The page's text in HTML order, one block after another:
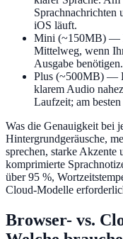
Sprachnachrichten
iOS läuft.
Mini (~150MB) —
Mittelweg, wenn
Ausgabe benötigen.
Plus (~500MB) —
klarem Audio
Laufzeit; am
Was die Genauigkeit bei
Hintergrundgeräusche,
sprechen, starke
komprimierte
über 95 %,
Cloud-Modelle
Browser- vs.